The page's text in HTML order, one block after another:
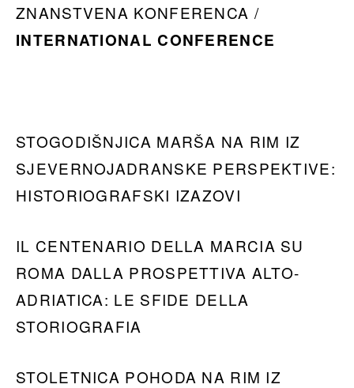
ZNANSTVENA KONFERENCA /
INTERNATIONAL CONFERENCE
STOGODIŠNJICA MARŠA NA RIM IZ
SJEVERNOJADRANSKE PERSPEKTIVE:
HISTORIOGRAFSKI IZAZOVI
IL CENTENARIO DELLA MARCIA SU
ROMA DALLA PROSPETTIVA ALTO-
ADRIATICA: LE SFIDE DELLA
STORIOGRAFIA
STOLETNICA POHODA NA RIM IZ